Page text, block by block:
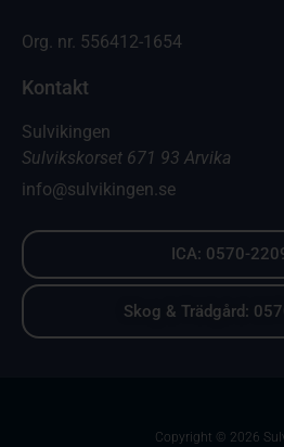
Org. nr. 556412-1654
Kontakt
Sulvikingen
Sulvikskorset 671 93 Arvika
info@sulvikingen.se
ICA: 0570-
Skog & Trädgård:
Copyright © 2026